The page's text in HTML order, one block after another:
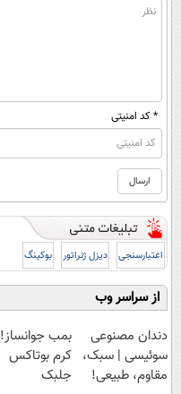
* کد امنیتی
اعتبارسنجی دیزل ژنراتور بوکینگ
از سراسر وب
دندان مصنوعی
سوئیسی | سبک،
مقاوم، طبیعی!
بمب جوانساز!
کرم بوتاکس
جلبک